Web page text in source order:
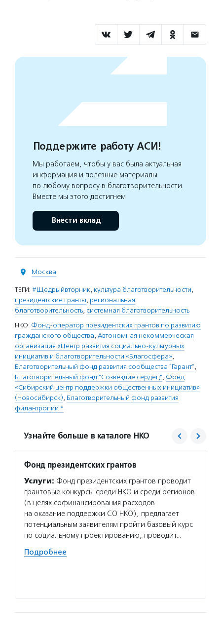
Поддержите работу АСИ!
Мы работаем, чтобы у вас была актуальная
информация и полезные материалы
по любому вопросу в благотворительности.
Вместе мы этого достигнем
Внести вклад
Москва
ТЕГИ: #Щедрыйвторник, культура благотворительности,
президентские гранты, региональная
благотворительность, системная благотворительность
НКО: Фонд-оператор президентских грантов по развитию
гражданского общества, Автономная некоммерческая
организация «Центр развития социально-культурных
инициатив и благотворительности «Благосфера»,
Благотворительный фонд развития сообщества "Гарант",
Благотворительный фонд "Созвездие сердец", Фонд
«Сибирский центр поддержки общественных инициатив»
(Новосибирск), Благотворительный фонд развития
филантропии *
Узнайте больше в каталоге НКО
Фонд президентских грантов
Услуги: Фонд президентских грантов проводит
грантовые конкурсы среди НКО и среди регионов
(в целях софинансирования расходов
на оказание поддержки СО НКО), предлагает
потенциальным заявителям пройти базовый курс
по социальному проектированию, проводит…
Подробнее